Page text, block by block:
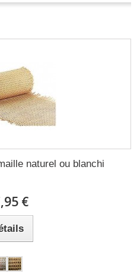
naturel ou blanchi
€